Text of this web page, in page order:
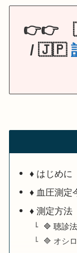
👉👉
/ 🇯🇵
♦️ はじめに
♦️ 血圧測定
♦️ 測定方法
🔷 聴診
🔷 オシ